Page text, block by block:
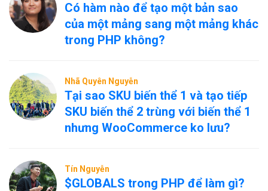
Có hàm nào để tạo một bản sao
của một mảng sang một mảng khác
trong PHP không?
Nhã Quyên Nguyễn
Tại sao SKU biến thể 1 và tạo tiếp
SKU biến thể 2 trùng với biến thể 1
nhưng WooCommerce ko lưu?
Tín Nguyễn
$GLOBALS trong PHP để làm gì?